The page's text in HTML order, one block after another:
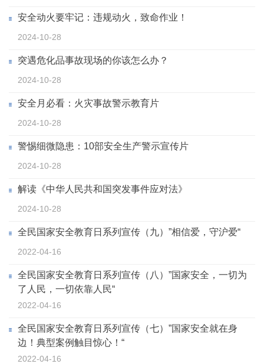
安全动火要牢记：违规动火，致命作业！
2024-10-28
突遇危化品事故现场的你该怎么办？
2024-10-28
安全月必看：火灾事故警示教育片
2024-10-28
警惕细微隐患：10部安全生产警示宣传片
2024-10-28
解读《中华人民共和国突发事件应对法》
2024-10-28
全民国家安全教育日系列宣传（九）”相信爱，守沪爱“
2022-04-16
全民国家安全教育日系列宣传（八）”国家安全，一切为
了人民，一切依靠人民“
2022-04-16
全民国家安全教育日系列宣传（七）”国家安全就在身
边！典型案例触目惊心！“
2022-04-16